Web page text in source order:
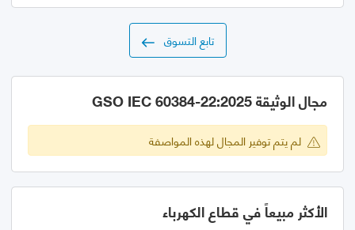
تابع التسوق
مجال الوثيقة GSO IEC 60384-22:2025
لم يتم توفير المجال لهذه المواصفة
الأكثر مبيعاً في قطاع الكهرباء